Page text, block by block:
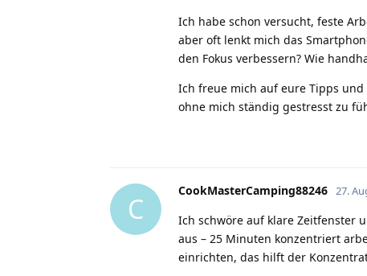
Ich habe schon versucht, feste
aber oft lenkt mich das
den Fokus verbessern? Wie
Ich freue mich auf eure Tipps
ohne mich ständig gestresst zu
C
CookMasterCamping88246 27.
Ich schwöre auf klare Zeitfenster
aus – 25 Minuten konzentriert
einrichten, das hilft der